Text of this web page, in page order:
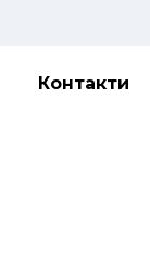
Контакти